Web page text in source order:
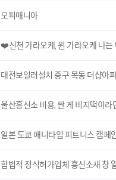
오피매니아
❤️신천 가라오케, 윈 가라오케 나
대전보일러설치 중구 목동 더샵아
울산흥신소 비용, 싼 게 비지떡이라
일본 도쿄 애니타임 피트니스 캠페
합법적 정식허가업체 흥신소새 창